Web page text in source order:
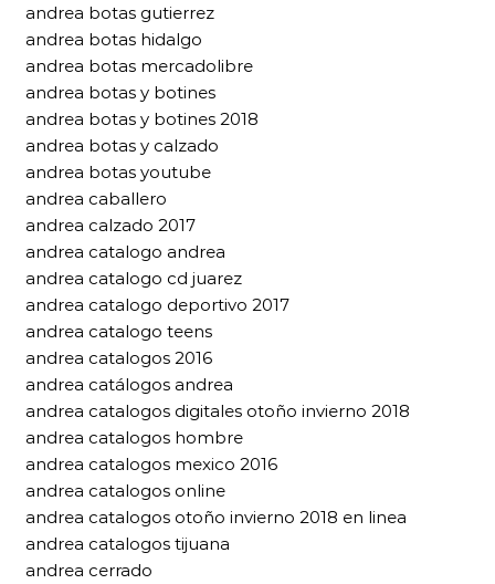
andrea botas gutierrez
andrea botas hidalgo
andrea botas mercadolibre
andrea botas y botines
andrea botas y botines 2018
andrea botas y calzado
andrea botas youtube
andrea caballero
andrea calzado 2017
andrea catalogo andrea
andrea catalogo cd juarez
andrea catalogo deportivo 2017
andrea catalogo teens
andrea catalogos 2016
andrea catálogos andrea
andrea catalogos digitales otoño invierno 2018
andrea catalogos hombre
andrea catalogos mexico 2016
andrea catalogos online
andrea catalogos otoño invierno 2018 en linea
andrea catalogos tijuana
andrea cerrado